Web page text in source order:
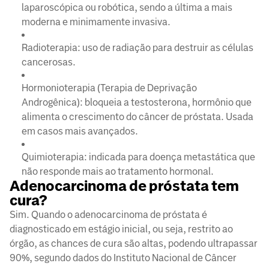
laparoscópica ou robótica, sendo a última a mais
moderna e minimamente invasiva.
Radioterapia: uso de radiação para destruir as células
cancerosas.
Hormonioterapia (Terapia de Deprivação
Androgênica): bloqueia a testosterona, hormônio que
alimenta o crescimento do câncer de próstata. Usada
em casos mais avançados.
Quimioterapia: indicada para doença metastática que
não responde mais ao tratamento hormonal.
Adenocarcinoma de próstata tem
cura?
Sim. Quando o adenocarcinoma de próstata é
diagnosticado em estágio inicial, ou seja, restrito ao
órgão, as chances de cura são altas, podendo ultrapassar
90%, segundo dados do Instituto Nacional de Câncer